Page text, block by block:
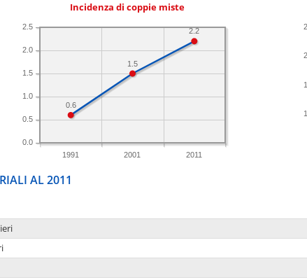
Incidenza di coppie miste
1991 2001 2011
0.0
0.5
1.0
1.5
2.0
2.5
2.2
1.5
0.6
AL 2011